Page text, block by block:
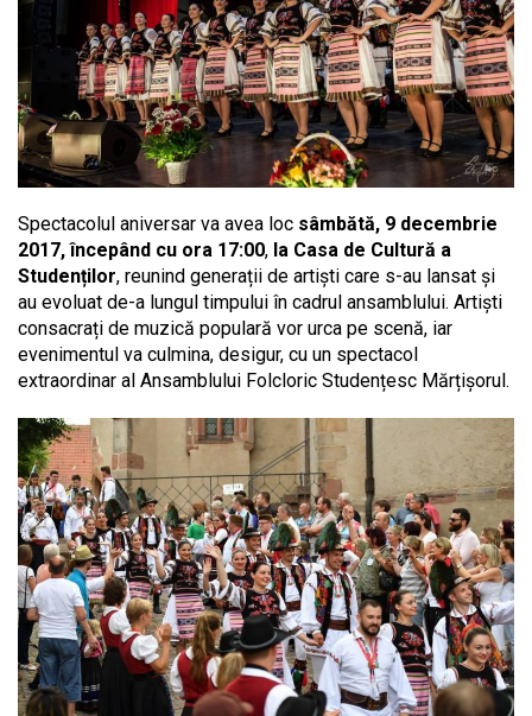
Spectacolul aniversar va avea loc sâmbătă, 9 decembrie
2017, începând cu ora 17:00, la Casa de Cultură a
Studenților, reunind generații de artiști care s-au lansat și
au evoluat de-a lungul timpului în cadrul ansamblului. Artiști
consacrați de muzică populară vor urca pe scenă, iar
evenimentul va culmina, desigur, cu un spectacol
extraordinar al Ansamblului Folcloric Studențesc Mărțișorul.